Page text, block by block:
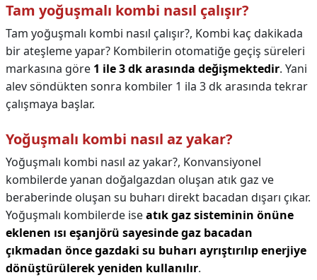
Tam yoğuşmalı kombi nasıl çalışır?
Tam yoğuşmalı kombi nasıl çalışır?, Kombi kaç dakikada
bir ateşleme yapar? Kombilerin otomatiğe geçiş süreleri
markasına göre 1 ile 3 dk arasında değişmektedir. Yani
alev söndükten sonra kombiler 1 ila 3 dk arasında tekrar
çalışmaya başlar.
Yoğuşmalı kombi nasıl az yakar?
Yoğuşmalı kombi nasıl az yakar?, Konvansiyonel
kombilerde yanan doğalgazdan oluşan atık gaz ve
beraberinde oluşan su buharı direkt bacadan dışarı çıkar.
Yoğuşmalı kombilerde iseatık gaz sisteminin önüne
eklenen ısı eşanjörü sayesinde gaz bacadan
çıkmadan önce gazdaki su buharı ayrıştırılıp enerjiye
dönüştürülerek yeniden kullanılır.